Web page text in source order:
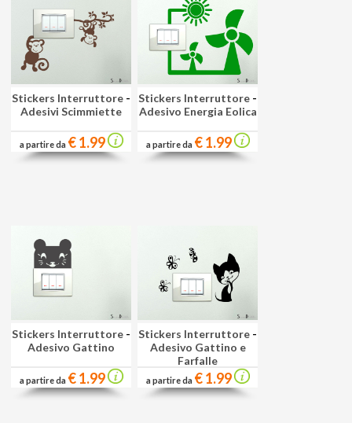
Stickers Interruttore -
Adesivi Scimmiette
a partire da € 1.99
Stickers Interruttore -
Adesivo Energia Eolica
a partire da € 1.99
Stickers Interruttore -
Adesivo Gattino
a partire da € 1.99
Stickers Interruttore -
Adesivo Gattino e
Farfalle
a partire da € 1.99